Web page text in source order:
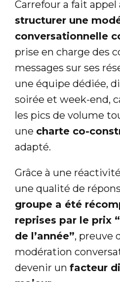
Carrefour a fait appel
structurer une
conversationnelle
prise en charge des
messages sur ses
une équipe dédiée,
soirée et week-end,
les pics de volume
une charte co-
adapté.
Grâce à une
une qualité de
groupe a été
reprises par le prix
de l’année”, preuve
modération
devenir un facteur